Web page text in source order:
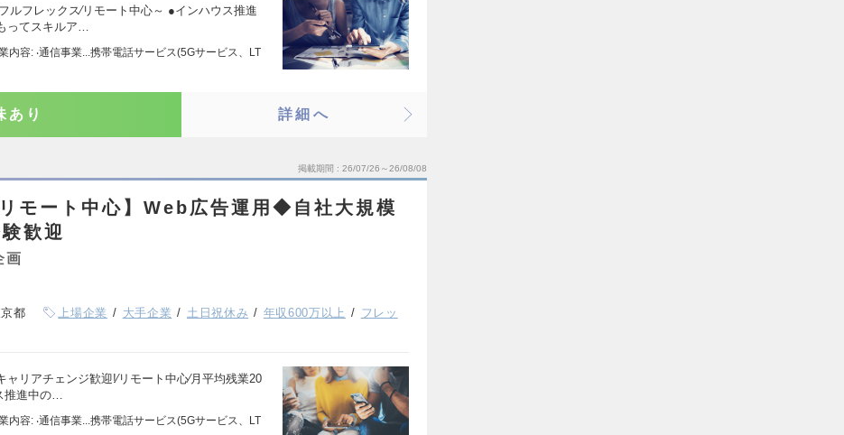
ルフレックス∕リモート中心～ ●インハウス推進
ってスキルア…
内容: ‧通信事業...携帯電話サービス(5Gサービス、LT
あり 詳細へ
掲載期間 26/07/26～26/08/08
モート中心】Web広告運用◆自社大規模
歓迎
画
都 上場企業 大手企業 土日祝休み 年収600万以上
フレッ
リアチェンジ歓迎!∕リモート中心∕月平均残業20
推進中の…
内容: ‧通信事業...携帯電話サービス(5Gサービス、LT